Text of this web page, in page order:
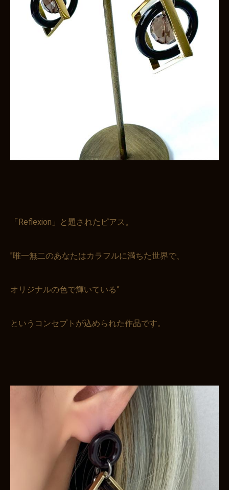
「Reflexion」と題されたピアス。
"唯一無二のあなたはカラフルに満ちた世界で、
オリジナルの色で輝いている”
というコンセプトが込められた作品です。